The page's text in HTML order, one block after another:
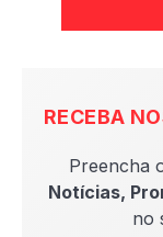
RECEBA
Preencha
Notícias,
no